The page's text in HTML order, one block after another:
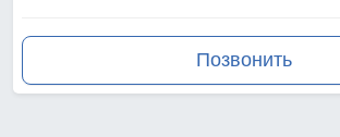
Позвонить